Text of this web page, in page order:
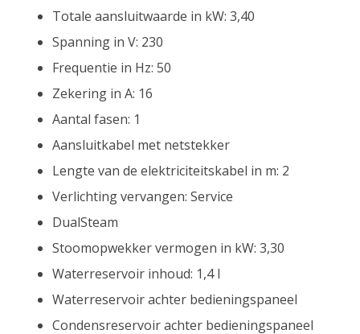
Totale aansluitwaarde in kW: 3,40
Spanning in V: 230
Frequentie in Hz: 50
Zekering in A: 16
Aantal fasen: 1
Aansluitkabel met netstekker
Lengte van de elektriciteitskabel in m: 2
Verlichting vervangen: Service
DualSteam
Stoomopwekker vermogen in kW: 3,30
Waterreservoir inhoud: 1,4 l
Waterreservoir achter bedieningspaneel
Condensreservoir achter bedieningspaneel